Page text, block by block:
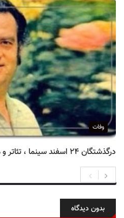
وفات
درگذشتگان ۲۴ اسفند سینما ، تئاتر و موسیقی؛ حسین امیرفضلی
بدون دیدگاه